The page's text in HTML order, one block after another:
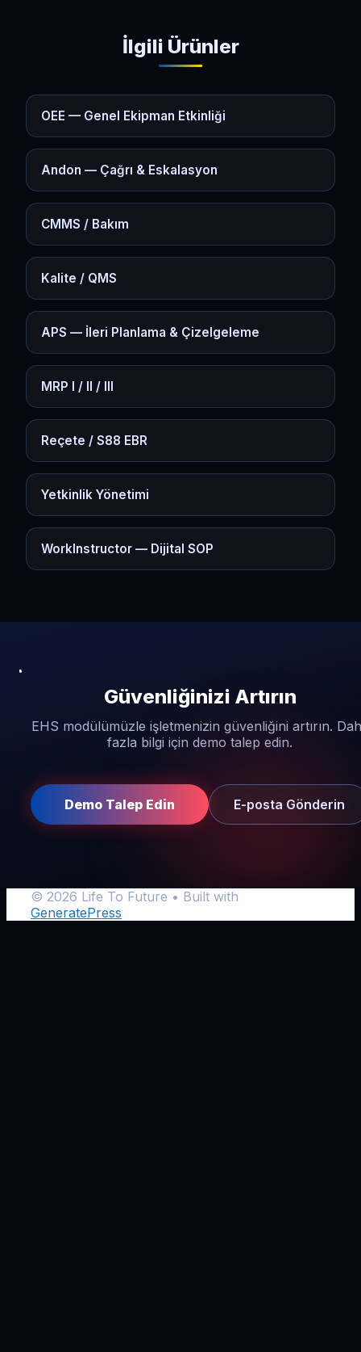
İlgili Ürünler
OEE — Genel Ekipman Etkinliği
Andon — Çağrı & Eskalasyon
CMMS / Bakım
Kalite / QMS
APS — İleri Planlama & Çizelgeleme
MRP I / II / III
Reçete / S88 EBR
Yetkinlik Yönetimi
WorkInstructor — Dijital SOP
Güvenliğinizi Artırın
EHS modülümüzle işletmenizin güvenliğini artırın.
fazla bilgi için demo talep edin.
Demo Talep Edin E-posta Gönderin
© 2026 Life To Future • Built with
GeneratePress